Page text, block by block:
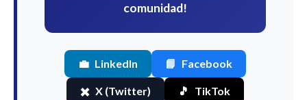
comunidad!
💼 LinkedIn 📘 Facebook
✖️ X (Twitter) 🎵 TikTok